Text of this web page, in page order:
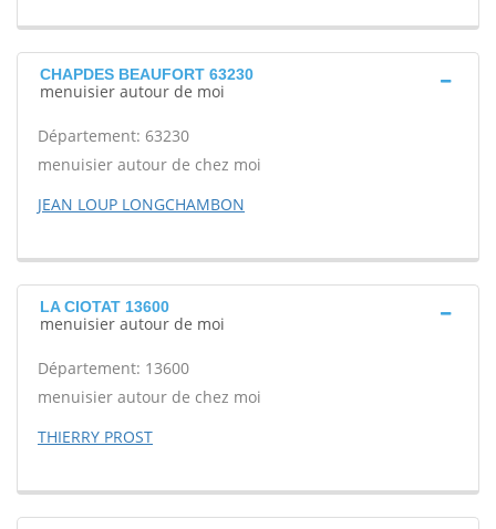
CHAPDES BEAUFORT 63230
menuisier autour de moi
Département: 63230
menuisier autour de chez moi
JEAN LOUP LONGCHAMBON
LA CIOTAT 13600
menuisier autour de moi
Département: 13600
menuisier autour de chez moi
THIERRY PROST